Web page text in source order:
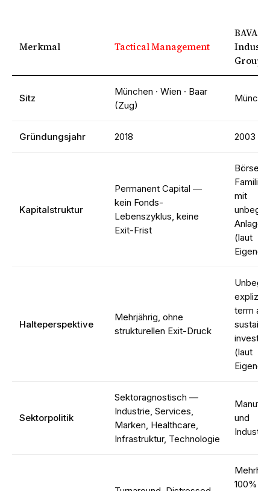
Merkmal Tactical Management
Group
Sitz
München · Wien · Baar
(Zug)
Gründungsjahr 2018 2003
Kapitalstruktur
Permanent Capital —
kein Fonds-
Lebenszyklus, keine
Exit-Frist
mit
(laut
Halteperspektive
Mehrjährig, ohne
strukturellen Exit-Druck
explizit
term
(laut
Sektorpolitik
Sektoragnostisch —
Industrie, Services,
Marken, Healthcare,
Infrastruktur, Technologie
und
100%-